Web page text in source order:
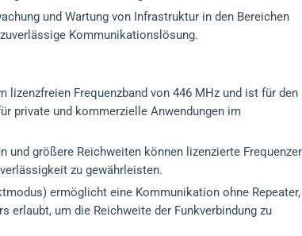
und Wartung von Infrastruktur in den Bereichen
Kommunikationslösung.
lizenzfreien Frequenzband von 446 MHz und ist für den
private und kommerzielle Anwendungen im
und größere Reichweiten können lizenzierte
zu gewährleisten.
ermöglicht eine Kommunikation ohne Repeater,
erlaubt, um die Reichweite der Funkverbindung zu